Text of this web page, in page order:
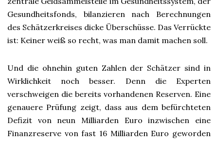
Gesundheitsfonds, bilanzieren nach Berechnungen
des Schätzerkreises dicke Überschüsse. Das Verrückte
ist: Keiner weiß so recht, was man damit machen soll.
Und die ohnehin guten Zahlen der Schätzer sind in
Wirklichkeit noch besser. Denn die Experten
verschweigen die bereits vorhandenen Reserven. Eine
genauere Prüfung zeigt, dass aus dem befürchteten
Defizit von neun Milliarden Euro inzwischen eine
Finanzreserve von fast 16 Milliarden Euro geworden